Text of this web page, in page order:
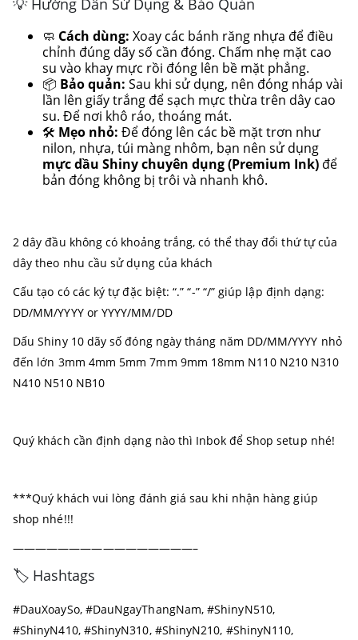
🧼 Cách dùng: Xoay các bánh răng nhựa để điều
chỉnh đúng dãy số cần đóng. Chấm nhẹ mặt cao
su vào khay mực rồi đóng lên bề mặt phẳng.
📦 Bảo quản: Sau khi sử dụng, nên đóng nháp vài
lần lên giấy trắng để sạch mực thừa trên dây cao
su. Để nơi khô ráo, thoáng mát.
🛠️ Mẹo nhỏ: Để đóng lên các bề mặt trơn như
nilon, nhựa, túi màng nhôm, bạn nên sử dụng
mực dầu Shiny chuyên dụng (Premium Ink)để
bản đóng không bị trôi và nhanh khô.
2 dây đầu không có khoảng trắng, có thể thay đổi thứ tự của
dây theo nhu cầu sử dụng của khách
Cấu tạo có các ký tự đặc biệt: “.” “-” “/” giúp lập định dạng:
DD/MM/YYYY or YYYY/MM/DD
Dấu Shiny 10 dãy số đóng ngày tháng năm DD/MM/YYYY nhỏ
đến lớn 3mm 4mm 5mm 7mm 9mm 18mm N110 N210 N310
N410 N510 NB10
Quý khách cần định dạng nào thì Inbok để Shop setup nhé!
***Quý khách vui lòng đánh giá sau khi nhận hàng giúp
shop nhé!!!
————————————————–
🏷️ Hashtags
#DauXoaySo, #DauNgayThangNam, #ShinyN510,
#ShinyN410, #ShinyN310, #ShinyN210, #ShinyN110,